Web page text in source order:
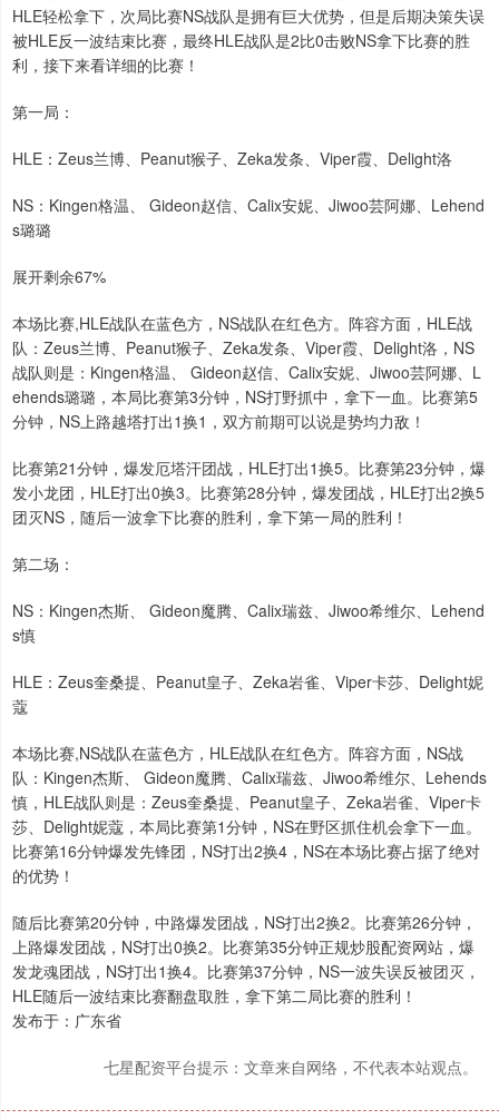
HLE轻松拿下，次局比赛NS战队是拥有巨大优势，但是后期决策失误
被HLE反一波结束比赛，最终HLE战队是2比0击败NS拿下比赛的胜
利，接下来看详细的比赛！
第一局：
HLE：Zeus兰博、Peanut猴子、Zeka发条、Viper霞、Delight洛
NS：Kingen格温、 Gideon赵信、Calix安妮、Jiwoo芸阿娜、Lehend
s璐璐
展开剩余67%
本场比赛,HLE战队在蓝色方，NS战队在红色方。阵容方面，HLE战
队：Zeus兰博、Peanut猴子、Zeka发条、Viper霞、Delight洛，NS
战队则是：Kingen格温、 Gideon赵信、Calix安妮、Jiwoo芸阿娜、L
ehends璐璐，本局比赛第3分钟，NS打野抓中，拿下一血。比赛第5
分钟，NS上路越塔打出1换1，双方前期可以说是势均力敌！
比赛第21分钟，爆发厄塔汗团战，HLE打出1换5。比赛第23分钟，爆
发小龙团，HLE打出0换3。比赛第28分钟，爆发团战，HLE打出2换5
团灭NS，随后一波拿下比赛的胜利，拿下第一局的胜利！
第二场：
NS：Kingen杰斯、 Gideon魔腾、Calix瑞兹、Jiwoo希维尔、Lehend
s慎
HLE：Zeus奎桑提、Peanut皇子、Zeka岩雀、Viper卡莎、Delight妮
蔻
本场比赛,NS战队在蓝色方，HLE战队在红色方。阵容方面，NS战
队：Kingen杰斯、 Gideon魔腾、Calix瑞兹、Jiwoo希维尔、Lehends
慎，HLE战队则是：Zeus奎桑提、Peanut皇子、Zeka岩雀、Viper卡
莎、Delight妮蔻，本局比赛第1分钟，NS在野区抓住机会拿下一血。
比赛第16分钟爆发先锋团，NS打出2换4，NS在本场比赛占据了绝对
的优势！
随后比赛第20分钟，中路爆发团战，NS打出2换2。比赛第26分钟，
上路爆发团战，NS打出0换2。比赛第35分钟正规炒股配资网站，爆
发龙魂团战，NS打出1换4。比赛第37分钟，NS一波失误反被团灭，
HLE随后一波结束比赛翻盘取胜，拿下第二局比赛的胜利！
发布于：广东省
七星配资平台提示：文章来自网络，不代表本站观点。